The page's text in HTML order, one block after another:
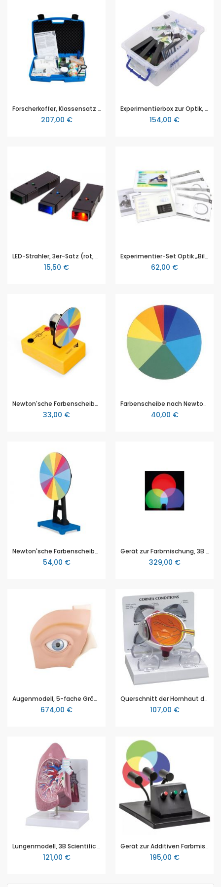
Forscherkoffer, Klassensatz zur Optik, für den Sachkundeunterricht (Grundschule)
207,00 €
Experimentierbox zur Optik, für 5 Gruppen im Sachkundeunterricht (Grundschule)
154,00 €
LED-Strahler, 3er-Satz (rot, grün, blau)
15,50 €
Experimentier-Set Optik „Bildentstehung im Auge“
62,00 €
Newton'sche Farbenscheibe, mit Motorantrieb, 3B Scientific
33,00 €
Farbenscheibe nach Newton, 3B Scientific
40,00 €
Newton'sche Farbenscheibe, mit Handantrieb, 3B Scientific
54,00 €
Gerät zur Farbmischung, 3B Scientific (1021719 [U218831])
329,00 €
Augenmodell, 5-fache Größe, 12-teilig - 3B Smart Anatomy, 3B Scientific (1001264 [VJ500A])
674,00 €
Querschnitt der Hornhaut des Auges, 3B Scientific (1019535)
107,00 €
Lungenmodell, 3B Scientific (1019545)
121,00 €
Gerät zur Additiven Farbmischung
195,00 €